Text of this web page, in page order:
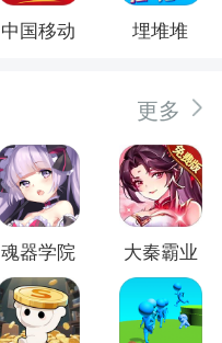
中国移动 埋堆堆
更多
魂器学院 大秦霸业